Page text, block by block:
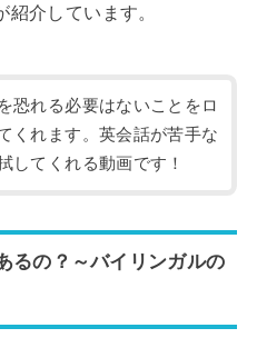
介しています。
恐れる必要はないことをロ
くれます。英会話が苦手な
してくれる動画です！
るの？～バイリンガルの